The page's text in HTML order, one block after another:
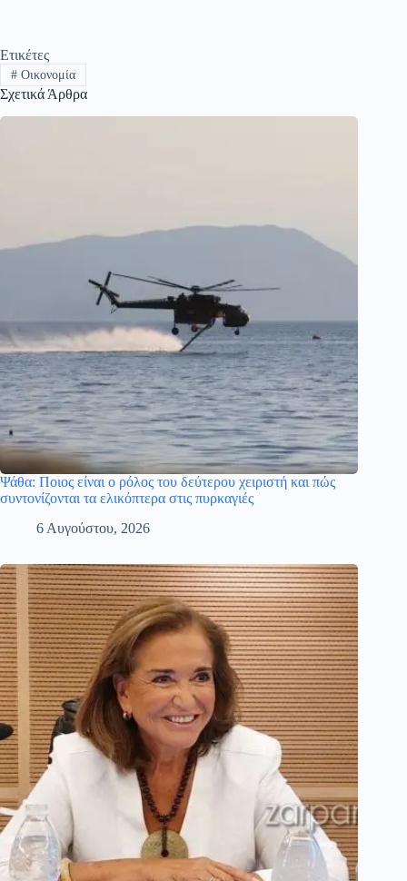
Ετικέτες
#Οικονομία
Σχετικά Άρθρα
Ψάθα: Ποιος είναι ο ρόλος του δεύτερου χειριστή και πώς
συντονίζονται τα ελικόπτερα στις πυρκαγιές
6 Αυγούστου, 2026